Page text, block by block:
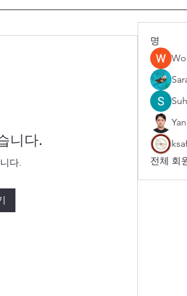
니다.
다.
명
전체 회